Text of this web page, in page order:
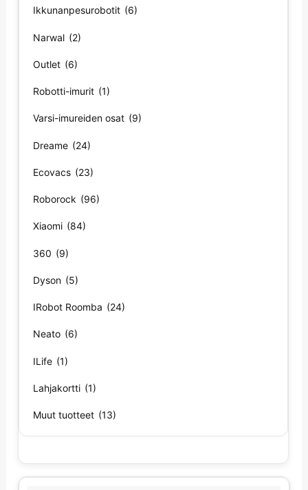
Ikkunanpesurobotit (6)
Narwal (2)
Outlet (6)
Robotti-imurit (1)
Varsi-imureiden osat (9)
Dreame (24)
Ecovacs (23)
Roborock (96)
Xiaomi (84)
360 (9)
Dyson (5)
IRobot Roomba (24)
Neato (6)
ILife (1)
Lahjakortti (1)
Muut tuotteet (13)